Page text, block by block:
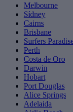
Melbourne
Sídney
Cairns
Brisbane
Surfers
Perth
Costa de Oro
Darwin
Hobart
Port Douglas
Alice Springs
Adelaida